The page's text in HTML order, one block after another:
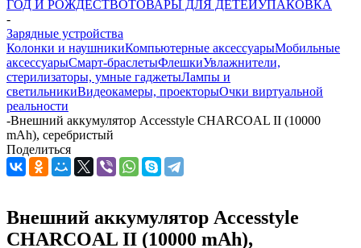
ГОД И РОЖДЕСТВОТОВАРЫ ДЛЯ ДЕТЕЙУПАКОВКА
-
Зарядные устройства
Колонки и наушникиКомпьютерные аксессуарыМобильные
аксессуарыСмарт-браслетыФлешкиУвлажнители,
стерилизаторы, умные гаджетыЛампы и
светильникиВидеокамеры, проекторыОчки виртуальной
реальности
-Внешний аккумулятор Accesstyle CHARCOAL II (10000
mAh), серебристый
Поделиться
Внешний аккумулятор Accesstyle
CHARCOAL II (10000 mAh),